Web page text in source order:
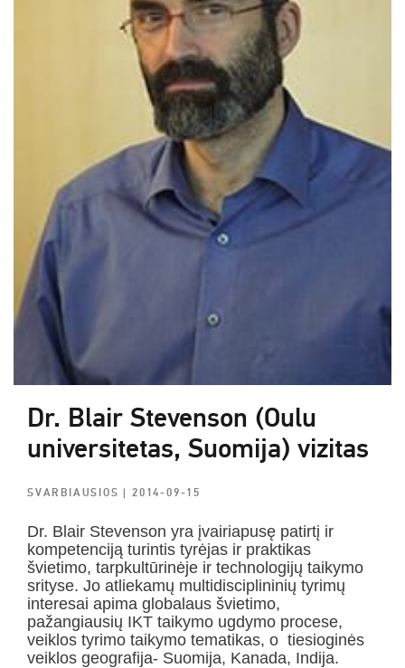
Dr. Blair Stevenson (Oulu
universitetas, Suomija) vizitas
SVARBIAUSIOS | 2014-09-15
Dr. Blair Stevenson yra įvairiapusę patirtį ir
kompetenciją turintis tyrėjas ir praktikas
švietimo, tarpkultūrinėje ir technologijų taikymo
srityse. Jo atliekamų multidisciplininių tyrimų
interesai apima globalaus švietimo,
pažangiausių IKT taikymo ugdymo procese,
veiklos tyrimo taikymo tematikas, o tiesioginės
veiklos geografija- Suomija, Kanada, Indija.